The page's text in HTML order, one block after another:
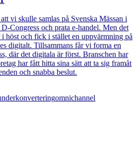
vi skulle samlas på Svenska Mässan i
Congress och prata e-handel. Men det
höst och fick i stället en uppvärmning på
digitalt. Tillsammans får vi forma en
där det digitala är först. Branschen har
har fått hitta sina sätt att ta sig framåt
och snabba beslut.
konverteringomnichannel